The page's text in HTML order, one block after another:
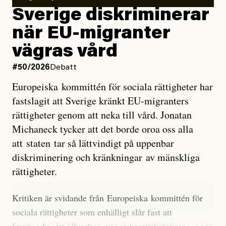
utveckla sig. El Niño är ett återkommande
väderfenomen som uppstår när havsvattnet i delar av
Stilla havet blir ovanligt varmt. Det påverkar vädret
över stora delar av världen och under
forskare allt oftare varnat för att den här El Niñon
Det verkar vara en underdrift, menar nu Zeke
Hausfather.
”Det ser ut som att årets El Niño inte bara med stor
sannolikhet kommer att bli den starkaste sedan
tillförlitliga mätningar inleddes – den kan till och med
marginal”, skriver han.
Sverige diskriminerar
när EU-migranter
vägras vård
#50/2026 Debatt
Europeiska kommittén för sociala rättigheter har
fastslagit att Sverige kränkt EU-migranters
rättigheter genom att neka till vård. Jonatan
Michaneck tycker att det borde oroa oss alla
att staten tar så lättvindigt på uppenbar
diskriminering och kränkningar av mänskliga
rättigheter.
Kritiken är svidande från Europeiska kommittén för
sociala rättigheter som enhälligt slår fast att